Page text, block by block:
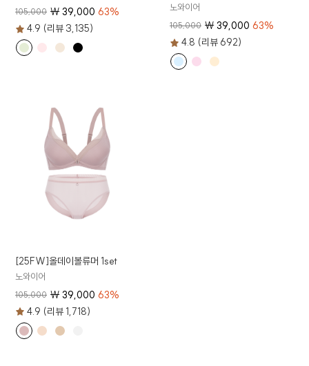
105,000 ₩39,000 63%
4.9 (리뷰 3,135)
노와이어
105,000 ₩39,000 63%
4.8 (리뷰 692)
[25FW]올데이볼류머 1set
노와이어
105,000 ₩39,000 63%
4.9 (리뷰 1,718)